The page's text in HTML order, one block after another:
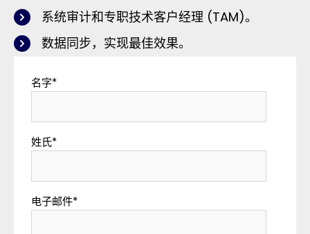
系统审计和专职技术客户经理 (TAM)。
数据同步，实现最佳效果。
名字*
姓氏*
电子邮件*